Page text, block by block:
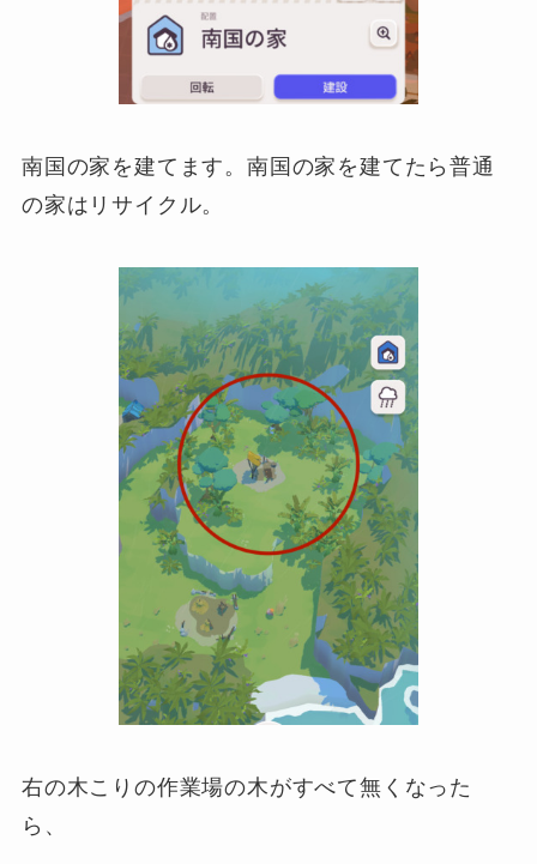
南国の家を建てます。南国の家を建てたら普通
の家はリサイクル。
右の木こりの作業場の木がすべて無くなった
ら、